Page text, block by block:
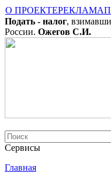
О ПРОЕКТЕРЕКЛАМА
Подать - налог,
России. Ожегов С.И.
Сервисы
Главная